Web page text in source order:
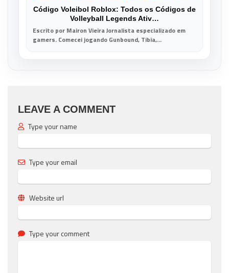
Código Voleibol Roblox: Todos os Códigos de
Volleyball Legends Ativ…
Escrito por Mairon Vieira Jornalista especializado em
gamers. Comecei jogando Gunbound, Tibia,...
LEAVE A COMMENT
Type your name
Type your email
Website url
Type your comment